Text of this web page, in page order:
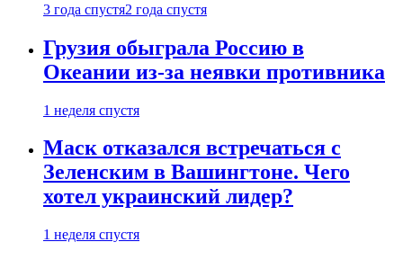
3 года спустя2 года спустя
Грузия обыграла Россию в
Океании из-за неявки противника
1 неделя спустя
Маск отказался встречаться с
Зеленским в Вашингтоне. Чего
хотел украинский лидер?
1 неделя спустя